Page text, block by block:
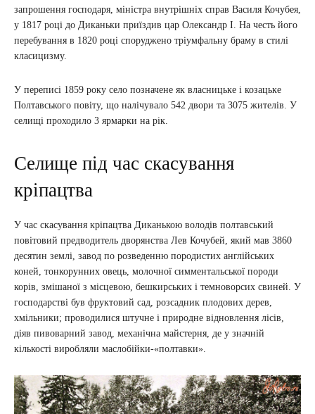
запрошення господаря, міністра внутрішніх справ Василя Кочубея,
у 1817 році до Диканьки приїздив цар Олександр І. На честь його
перебування в 1820 році споруджено тріумфальну браму в стилі
класицизму.
У переписі 1859 року село позначене як власницьке і козацьке
Полтавського повіту, що налічувало 542 двори та 3075 жителів. У
селищі проходило 3 ярмарки на рік.
Селище під час скасування
кріпацтва
У час скасування кріпацтва Диканькою володів полтавський
повітовий предводитель дворянства Лев Кочубей, який мав 3860
десятин землі, завод по розведенню породистих англійських
коней, тонкорунних овець, молочної симментальської породи
корів, змішаної з місцевою, бешкирських і темноворсих свиней. У
господарстві був фруктовий сад, розсадник плодових дерев,
хмільники; проводилися штучне і природне відновлення лісів,
діяв пивоварний завод, механічна майстерня, де у значній
кількості виробляли маслобійки-«полтавки».